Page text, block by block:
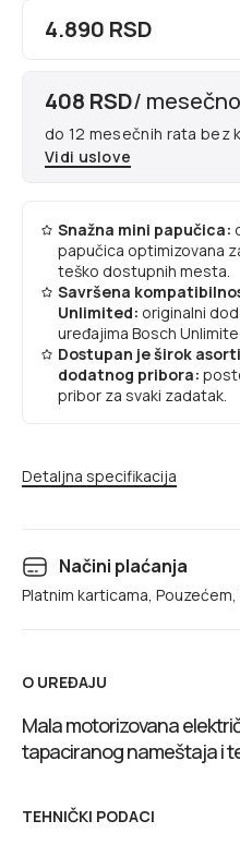
4.890 RSD
408 RSD/ mesečno
do 12 mesečnih rata bez
Vidi uslove
Snažna mini papučica:
papučica optimizovana
teško dostupnih mesta.
Savršena
Unlimited: originalni
uređajima Bosch
Dostupan je širok
dodatnog pribora:
pribor za svaki zadatak.
Detaljna specifikacija
Načini plaćanja
Platnim karticama, Pouzećem,
O UREĐAJU
Mala motorizovana
tapaciranog nameštaja i
TEHNIČKI PODACI